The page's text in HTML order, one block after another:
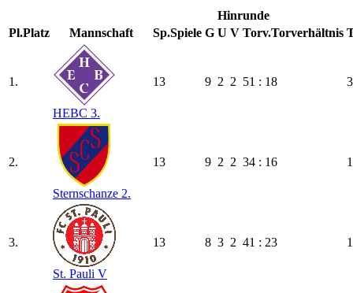
Hinrunde
Pl.Platz Mannschaft Sp.Spiele G U V Torv.Torverhältnis
1.
HEBC 3.
13 9 2 2 51 : 18
2.
Sternschanze 2.
13 9 2 2 34 : 16
3.
St. Pauli V
13 8 3 2 41 : 23